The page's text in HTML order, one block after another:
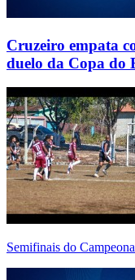
Cruzeiro empata
duelo da Copa do
Semifinais do